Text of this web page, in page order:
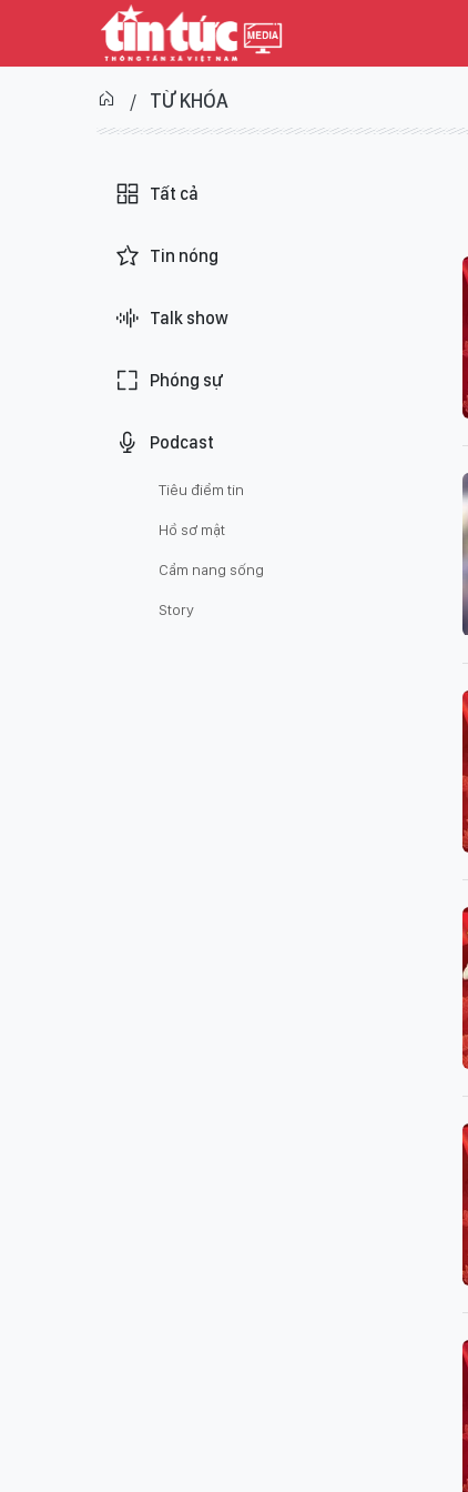
TỪ KHÓA
Tất cả
Tin nóng
Talk show
Phóng sự
Podcast
Tiêu điểm tin
Hồ sơ mật
Cẩm nang sống
Story